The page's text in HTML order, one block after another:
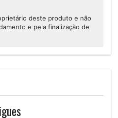
deste produto e não
e pela finalização de